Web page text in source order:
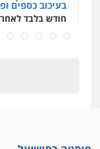
בעיכוב כספים
חודש בלבד לאחר